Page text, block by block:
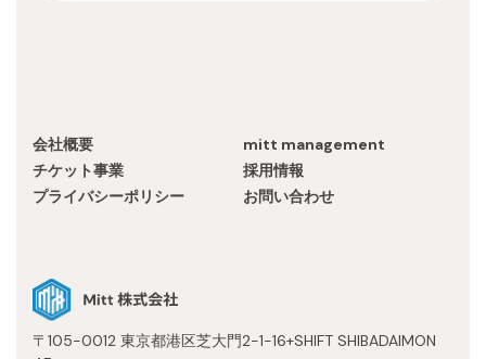
会社概要
mitt management
チケット事業
採用情報
プライバシーポリシー
お問い合わせ
〒105-0012 東京都港区芝大門2-1-16+SHIFT SHIBADAIMON